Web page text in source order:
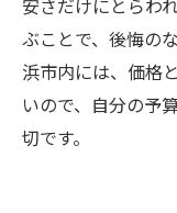
安さだけにとらわ
ぶことで、後悔の
浜市内には、価格
いので、自分の予
切です。